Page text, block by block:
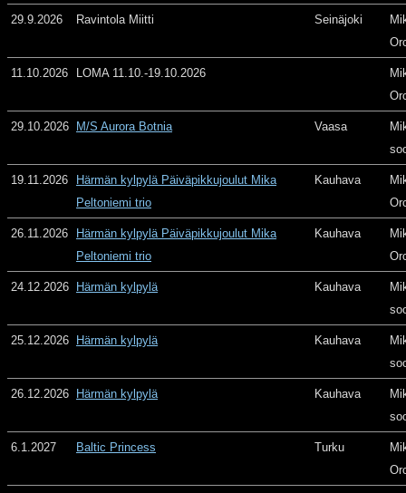
29.9.2026 Ravintola Miitti Seinäjoki
11.10.2026 LOMA 11.10.-19.10.2026
29.10.2026 M/S Aurora Botnia Vaasa
19.11.2026
Härmän kylpylä Päiväpikkujoulut Mika
Peltoniemi trio
Kauhava
26.11.2026
Härmän kylpylä Päiväpikkujoulut Mika
Peltoniemi trio
Kauhava
24.12.2026 Härmän kylpylä Kauhava
25.12.2026 Härmän kylpylä Kauhava
26.12.2026 Härmän kylpylä Kauhava
6.1.2027 Baltic Princess Turku